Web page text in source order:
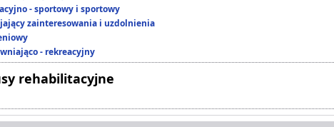
- sportowy i sportowy
zainteresowania i uzdolnienia
- rekreacyjny
rehabilitacyjne